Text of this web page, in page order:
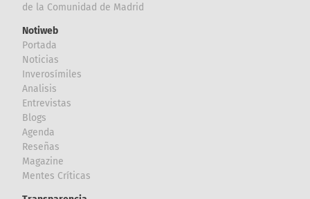
de la Comunidad de Madrid
Notiweb
Portada
Noticias
Inverosímiles
Analisis
Entrevistas
Blogs
Agenda
Reseñas
Magazine
Mentes Críticas